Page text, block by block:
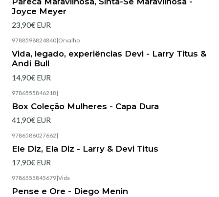
Joyce Meyer
23,90€ EUR
9788598824840|Orvalho
Vida, legado, experiências Devi - Larry Titus &
Andi Bull
14,90€ EUR
9786555846218|
Box Coleção Mulheres - Capa Dura
41,90€ EUR
9786586027662 |
Ele Diz, Ela Diz - Larry & Devi Titus
17,90€ EUR
9786555845679|Vida
Pense e Ore - Diego Menin